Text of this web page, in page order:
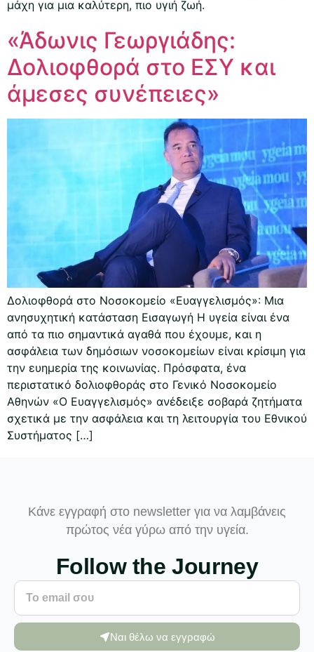
μάχη για μια καλύτερη, πιο υγιή ζωή.
«Άδωνις Γεωργιάδης:
Δολιοφθορά στο ΕΣΥ και
άμεσες συνέπειες»
Δολιοφθορά στο Νοσοκομείο «Ευαγγελισμός»: Μια
ανησυχητική κατάσταση Εισαγωγή Η υγεία είναι ένα
από τα πιο σημαντικά αγαθά που έχουμε, και η
ασφάλεια των δημόσιων νοσοκομείων είναι κρίσιμη για
την ευημερία της κοινωνίας. Πρόσφατα, ένα
περιστατικό δολιοφθοράς στο Γενικό Νοσοκομείο
Αθηνών «Ο Ευαγγελισμός» ανέδειξε σοβαρά ζητήματα
σχετικά με την ασφάλεια και τη λειτουργία του Εθνικού
Συστήματος […]
Κάνε εγγραφή στο newsletter για να λαμβάνεις
πρώτος νέα γύρω από την υγεία.
Follow the Journey
Ναι θέλω να εγγραφώ